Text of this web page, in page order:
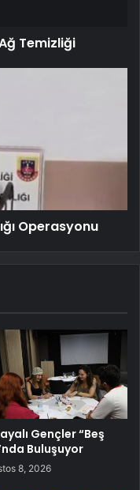
Temizliği
Operasyonu
Gençler “Beş
Buluşuyor
8, 2026